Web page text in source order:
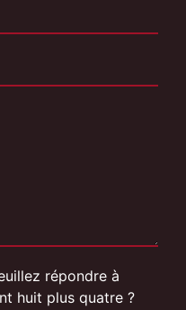
répondre à
huit plus quatre ?